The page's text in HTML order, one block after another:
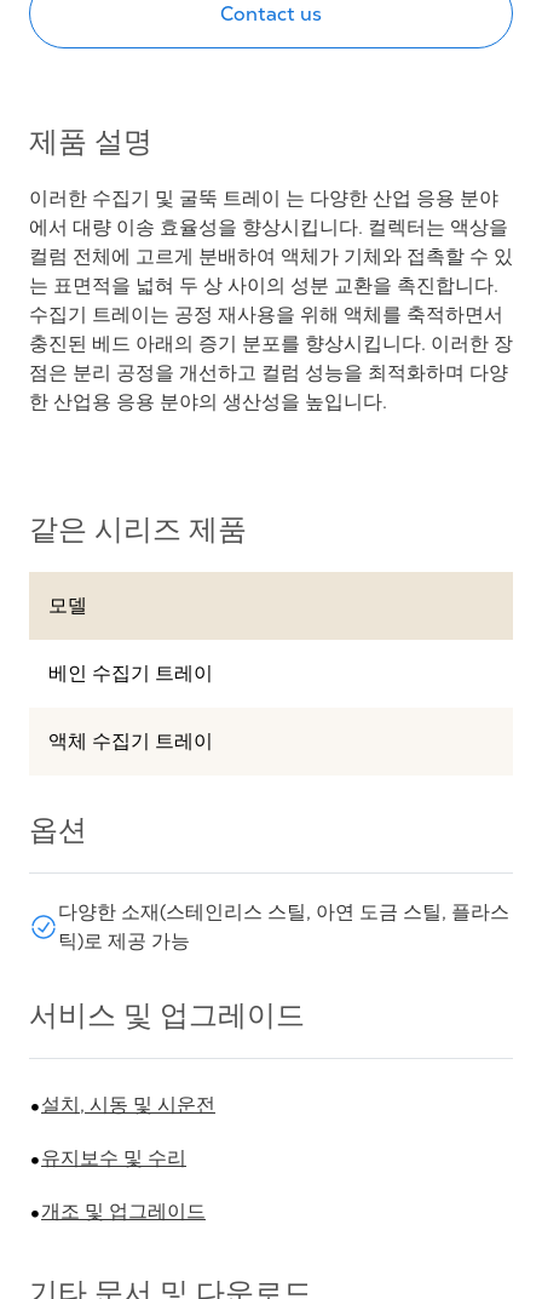
Contact us
제품 설명
이러한 수집기 및 굴뚝 트레이 는 다양한 산업 응용 분야
에서 대량 이송 효율성을 향상시킵니다. 컬렉터는 액상을
컬럼 전체에 고르게 분배하여 액체가 기체와 접촉할 수 있
는 표면적을 넓혀 두 상 사이의 성분 교환을 촉진합니다.
수집기 트레이는 공정 재사용을 위해 액체를 축적하면서
충진된 베드 아래의 증기 분포를 향상시킵니다. 이러한 장
점은 분리 공정을 개선하고 컬럼 성능을 최적화하며 다양
한 산업용 응용 분야의 생산성을 높입니다.
같은 시리즈 제품
모델
베인 수집기 트레이
액체 수집기 트레이
옵션
다양한 소재(스테인리스 스틸, 아연 도금 스틸, 플라스
틱)로 제공 가능
서비스 및 업그레이드
설치, 시동 및 시운전
유지보수 및 수리
개조 및 업그레이드